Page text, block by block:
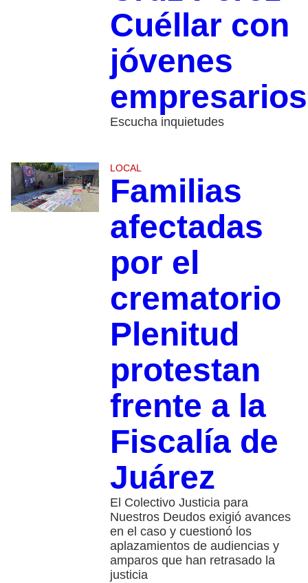
Cuéllar con
jóvenes
empresarios
Escucha inquietudes
LOCAL
Familias
afectadas
por el
crematorio
Plenitud
protestan
frente a la
Fiscalía de
Juárez
El Colectivo Justicia para
Nuestros Deudos exigió avances
en el caso y cuestionó los
aplazamientos de audiencias y
amparos que han retrasado la
justicia